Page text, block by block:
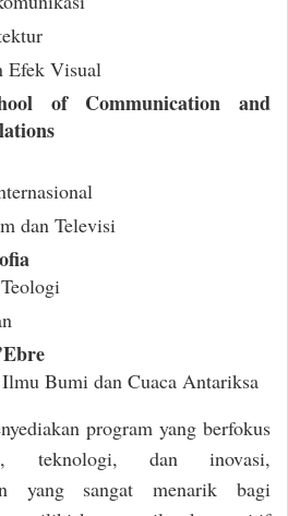
Efek Visual
of Communication and
dan Televisi
Bumi dan Cuaca Antariksa
program yang berfokus
teknologi, dan inovasi,
yang sangat menarik bagi